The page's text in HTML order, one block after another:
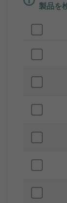
製品を